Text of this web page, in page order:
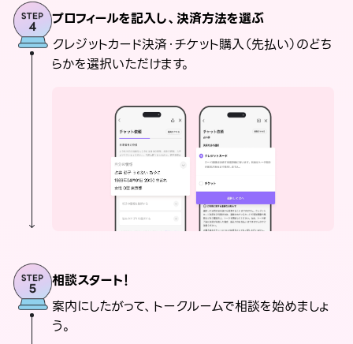
プロフィールを記入し、決済方法を選ぶ
クレジットカード決済・チケット購入（先払い）のどち
らかを選択いただけます。
相談スタート！
案内にしたがって、トークルームで相談を始めましょ
う。